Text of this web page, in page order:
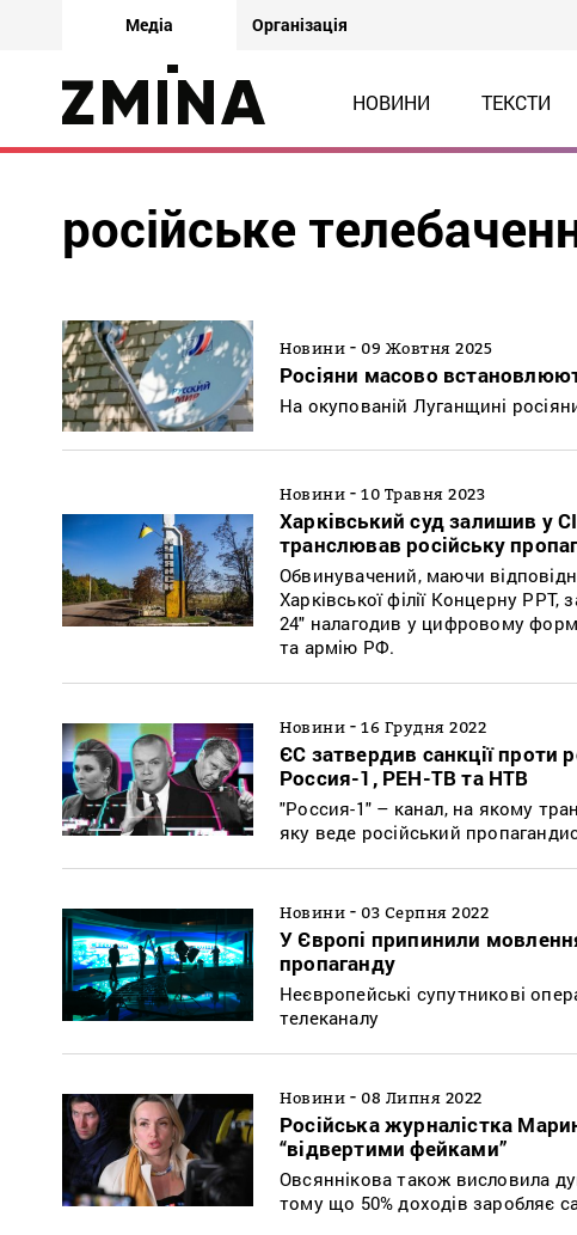
Медіа Організація
НОВИНИ ТЕКСТИ
російське
Новини - 09 Жовтня 2025
Росіяни масово
На окупованій Луганщині
Новини - 10 Травня 2023
Харківський суд залишив у
транслював російську
Обвинувачений, маючи
Харківської філії Концерну
24" налагодив у цифровому
та армію РФ.
Новини - 16 Грудня 2022
ЄС затвердив санкції проти
Россия-1, РЕН-ТВ та НТВ
"Россия-1" – канал, на якому
яку веде російський
Новини - 03 Серпня 2022
У Європі припинили
пропаганду
Неєвропейські супутникові
телеканалу
Новини - 08 Липня 2022
Російська журналістка
“відвертими фейками”
Овсяннікова також висловила
тому що 50% доходів заробляє